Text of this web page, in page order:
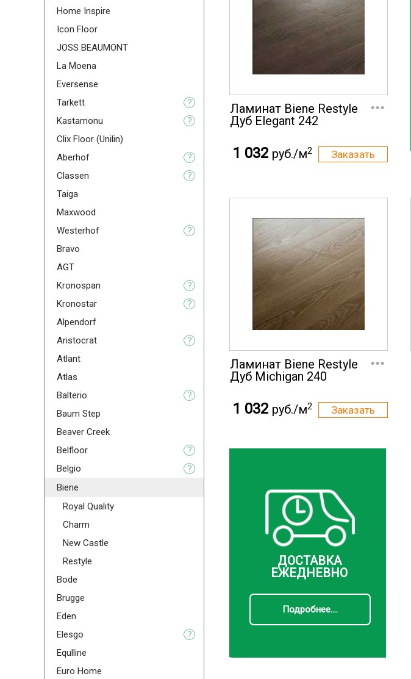
Ламинат Biene Restyle
Дуб Elegant 242
...
1 032 руб./м2
Ламинат Biene Restyle
Дуб Michigan 240
...
1 032 руб./м2
ДОСТАВКА
ЕЖЕДНЕВНО
Подробнее....
Home Inspire
Icon Floor
JOSS BEAUMONT
La Moena
Eversense
Tarkett
?
Kastamonu
?
Clix Floor (Unilin)
Aberhof
?
Classen
?
Taiga
Maxwood
Westerhof
?
Bravo
AGT
Kronospan
?
Kronostar
?
Alpendorf
Aristoсrat
?
Atlant
Atlas
Balterio
?
Baum Step
Beaver Creek
Belfloor
?
Belgio
?
Biene
Royal Quality
Charm
New Castle
Restyle
Bode
Brugge
Eden
Elesgo
?
Equlline
Euro Home